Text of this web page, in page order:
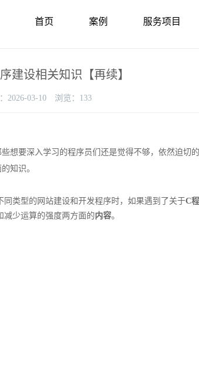
首页 案例 服务项目
建设相关知识【再续】
2026-03-10 浏览： 133
想要深入学习的程序员们还是觉得不够，依然迫切
知识。
同类型的网站建设和开发程序时，如果遇到了关于C
减少运算的强度两方面的内容。